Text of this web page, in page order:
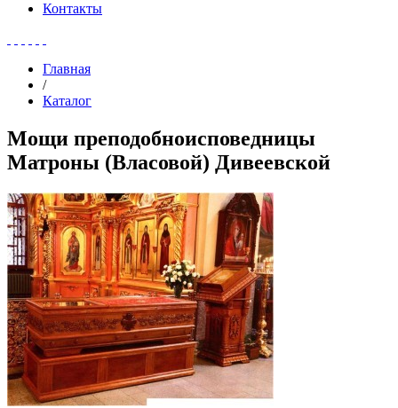
Контакты
Главная
/
Каталог
Мощи преподобноисповедницы
Матроны (Власовой) Дивеевской